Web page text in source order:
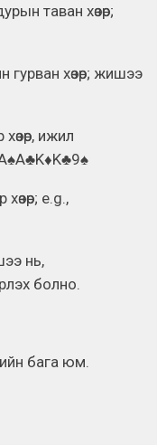
таван хөзөр;
хөзөр; жишээ
ижил
e.g.,
нь,
болно.
бага юм.